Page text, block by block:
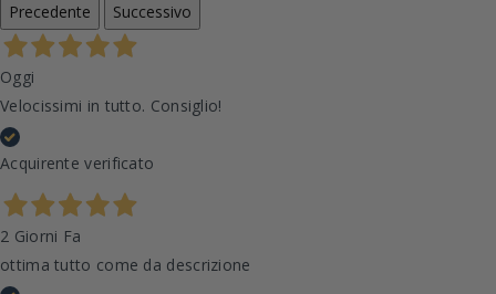
Precedente
Successivo
Oggi
Velocissimi in tutto. Consiglio!
Acquirente verificato
2 Giorni Fa
ottima tutto come da descrizione